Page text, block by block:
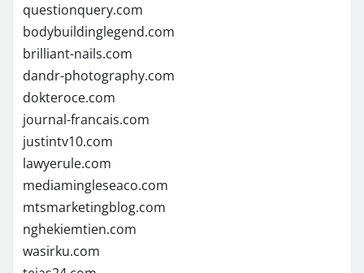
questionquery.com
bodybuildinglegend.com
brilliant-nails.com
dandr-photography.com
dokteroce.com
journal-francais.com
justintv10.com
lawyerule.com
mediamingleseaco.com
mtsmarketingblog.com
nghekiemtien.com
wasirku.com